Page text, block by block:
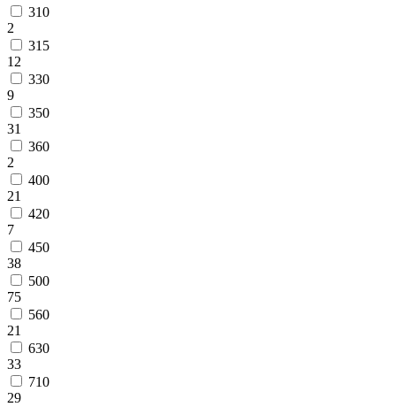
310
2
315
12
330
9
350
31
360
2
400
21
420
7
450
38
500
75
560
21
630
33
710
29